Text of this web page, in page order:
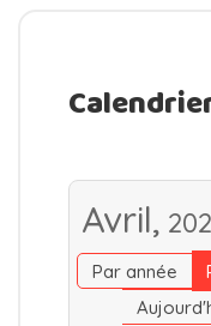
Avril,
Par année